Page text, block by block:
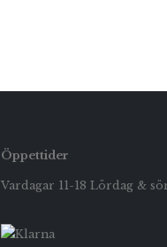
Öppettider
Vardagar 11-18 Lördag &